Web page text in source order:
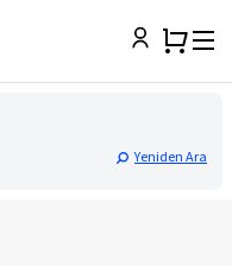
Yeniden Ara